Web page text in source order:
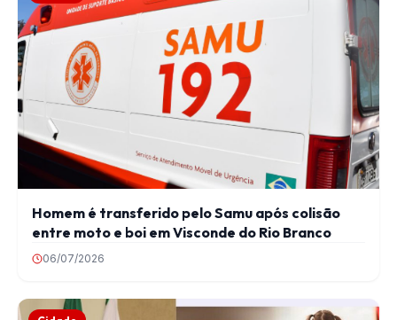
Homem é transferido pelo Samu após colisão
entre moto e boi em Visconde do Rio Branco
06/07/2026